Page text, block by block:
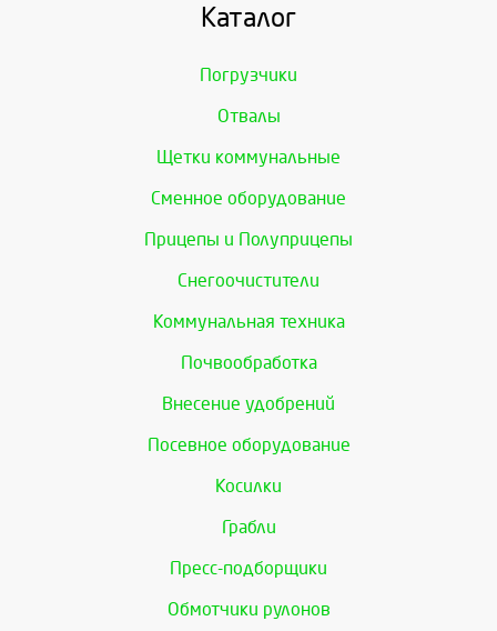
Каталог
Погрузчики
Отвалы
Щетки коммунальные
Сменное оборудование
Прицепы и Полуприцепы
Снегоочистители
Коммунальная техника
Почвообработка
Внесение удобрений
Посевное оборудование
Косилки
Грабли
Пресс-подборщики
Обмотчики рулонов